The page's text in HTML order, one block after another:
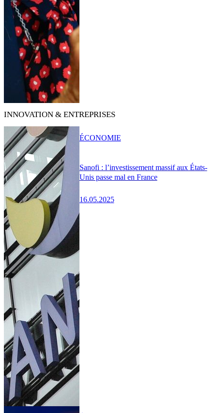
INNOVATION & ENTREPRISES
Sanofi : l’investissement massif aux États-
Unis passe mal en France
16.05.2025
ÉCONOMIE